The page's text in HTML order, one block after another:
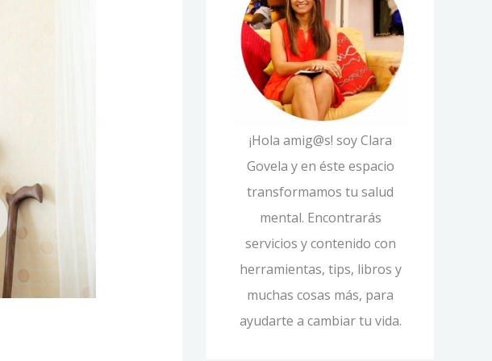
¡Hola amig@s! soy Clara
Govela y en éste espacio
transformamos tu salud
mental. Encontrarás
servicios y contenido con
herramientas, tips, libros y
muchas cosas más, para
ayudarte a cambiar tu vida.